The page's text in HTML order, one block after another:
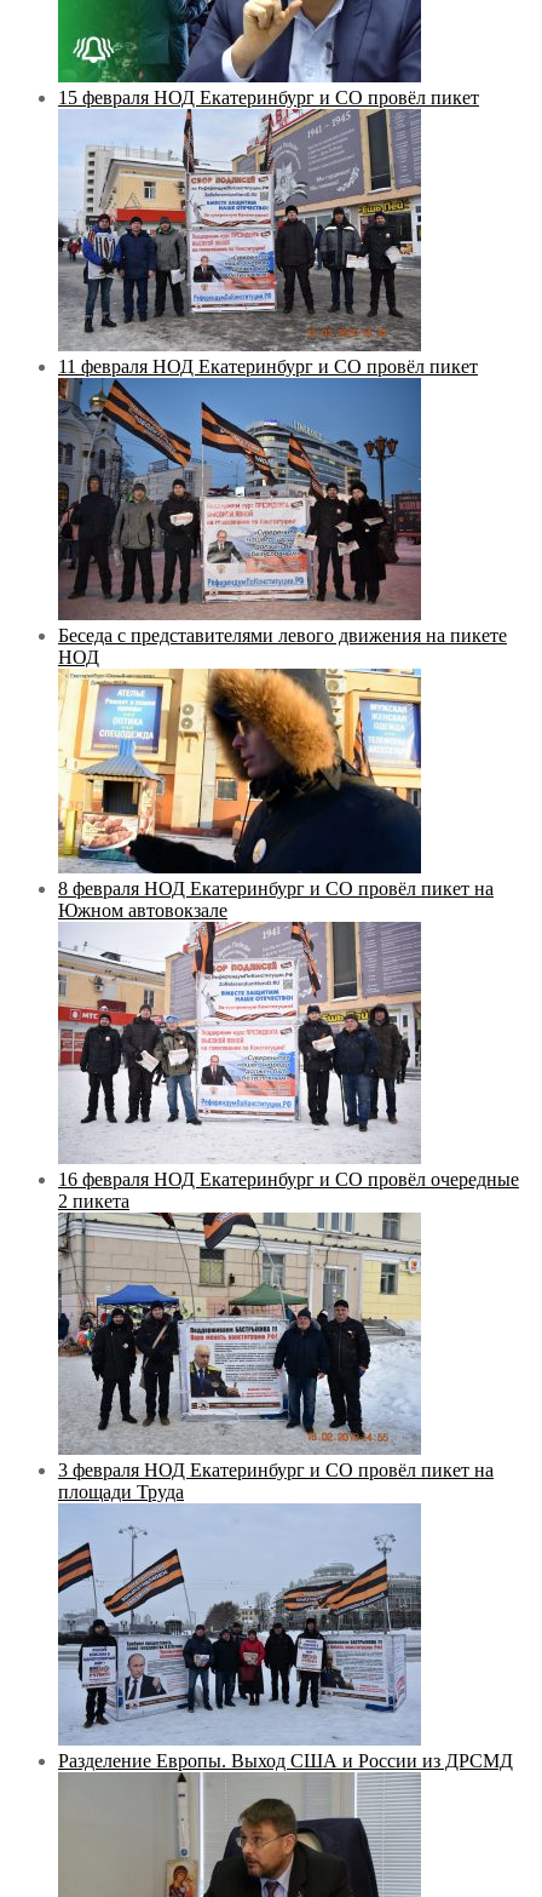
15 февраля НОД Екатеринбург и СО провёл пикет
11 февраля НОД Екатеринбург и СО провёл пикет
Беседа с представителями левого движения на пикете
НОД
8 февраля НОД Екатеринбург и СО провёл пикет на
Южном автовокзале
16 февраля НОД Екатеринбург и СО провёл очередные
2 пикета
3 февраля НОД Екатеринбург и СО провёл пикет на
площади Труда
Разделение Европы. Выход США и России из ДРСМД